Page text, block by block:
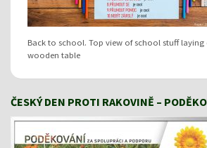
Back to school. Top view of school stuff laying
wooden table
ČESKÝ DEN PROTI RAKOVINĚ –